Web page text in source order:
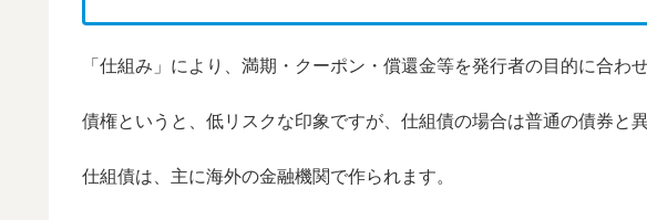
「仕組み」により、満期・クーポン・償還金等を発行者の目的に合わ
債権というと、低リスクな印象ですが、仕組債の場合は普通の債券と
仕組債は、主に海外の金融機関で作られます。